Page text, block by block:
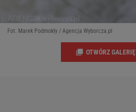
Fot. Marek Podmokły / Agencja Wyborcza.pl
OTWÓRZ GALERIĘ